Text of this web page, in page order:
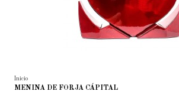
Inicio
MENINA DE FORJA CÁPITAL